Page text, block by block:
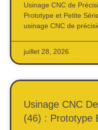
Usinage CNC de
Prototype et Petite
usinage CNC de
juillet 28, 2026
Usinage CNC
(46) : Prototype